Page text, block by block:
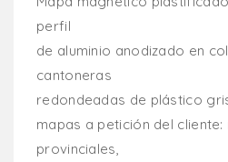
perfil
de aluminio anodizado en
cantoneras
redondeadas de plástico
mapas a petición del cliente:
provinciales,